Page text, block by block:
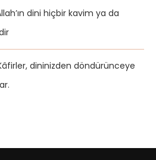
dini hiçbir kavim ya da
dininizden döndürünceye